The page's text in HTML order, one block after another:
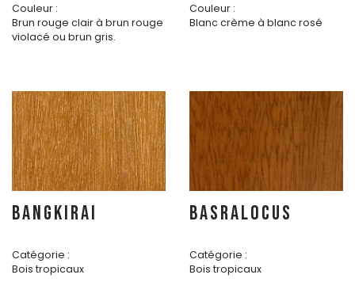
Couleur :
Brun rouge clair à brun rouge
violacé ou brun gris.
Couleur :
Blanc crème à blanc rosé
BANGKIRAI
Catégorie :
Bois tropicaux
BASRALOCUS
Catégorie :
Bois tropicaux